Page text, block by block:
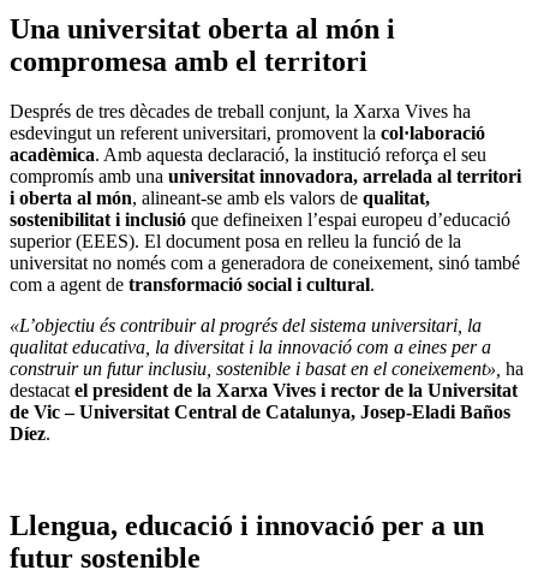
Una universitat oberta al món i
compromesa amb el territori
Després de tres dècades de treball conjunt, la Xarxa Vives ha
esdevingut un referent universitari, promovent la col·laboració
acadèmica. Amb aquesta declaració, la institució reforça el seu
compromís amb una universitat innovadora, arrelada al territori
i oberta al món, alineant-se amb els valors de qualitat,
sostenibilitat i inclusió que defineixen l’espai europeu d’educació
superior (EEES). El document posa en relleu la funció de la
universitat no només com a generadora de coneixement, sinó també
com a agent de transformació social i cultural.
«L’objectiu és contribuir al progrés del sistema universitari, la
qualitat educativa, la diversitat i la innovació com a eines per a
construir un futur inclusiu, sostenible i basat en el coneixement», ha
destacatel president de la Xarxa Vives i rector de la Universitat
de Vic – Universitat Central de Catalunya, Josep-Eladi Baños
Díez.
Llengua, educació i innovació per a un
futur sostenible